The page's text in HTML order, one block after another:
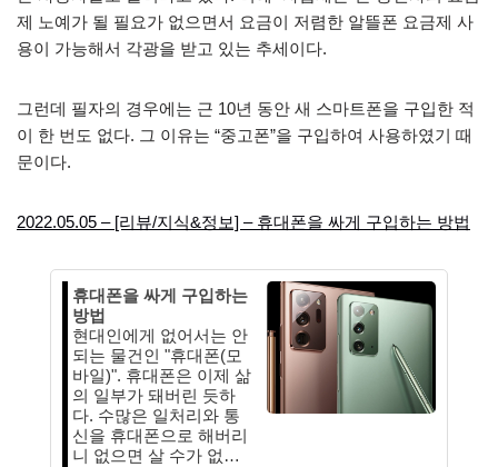
제 노예가 될 필요가 없으면서 요금이 저렴한 알뜰폰 요금제 사
용이 가능해서 각광을 받고 있는 추세이다.
그런데 필자의 경우에는 근 10년 동안 새 스마트폰을 구입한 적
이 한 번도 없다. 그 이유는 “중고폰”을 구입하여 사용하였기 때
문이다.
2022.05.05 – [리뷰/지식&정보] – 휴대폰을 싸게 구입하는 방법
휴대폰을 싸게 구입하는
방법
현대인에게 없어서는 안
되는 물건인 "휴대폰(모
바일)". 휴대폰은 이제 삶
의 일부가 돼버린 듯하
다. 수많은 일처리와 통
신을 휴대폰으로 해버리
니 없으면 살 수가 없…